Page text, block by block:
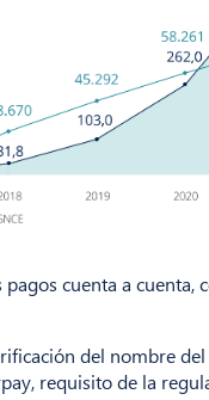
cuenta a
del nombre
requisito de la